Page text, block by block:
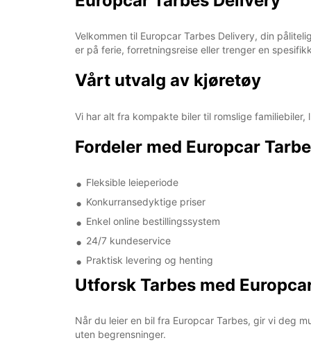
Velkommen til Europcar Tarbes Delivery, din
er på ferie, forretningsreise eller trenger en
Vårt utvalg av kjøretøy
Vi har alt fra kompakte biler til romslige
Fordeler med Europcar
Fleksible leieperiode
Konkurransedyktige priser
Enkel online bestillingssystem
24/7 kundeservice
Praktisk levering og henting
Utforsk Tarbes med
Når du leier en bil fra Europcar Tarbes, gir vi deg
uten begrensninger.